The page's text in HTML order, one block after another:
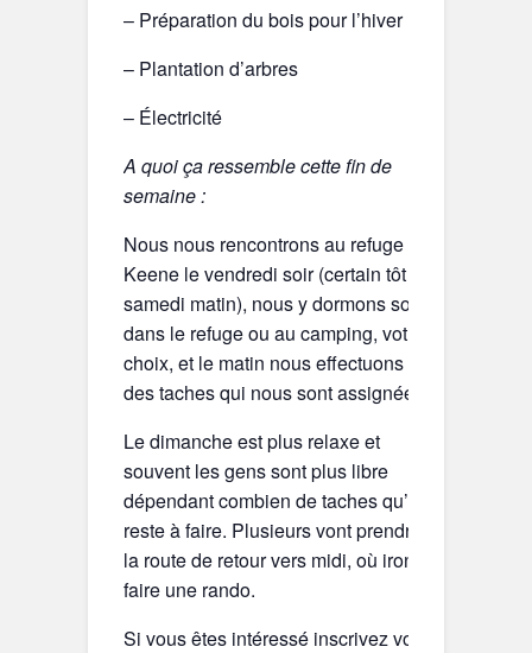
– Préparation du bois pour l’hiver
– Plantation d’arbres
– Électricité
A quoi ça ressemble cette fin de
semaine :
Nous nous rencontrons au refuge
Keene le vendredi soir (certain tôt le
samedi matin), nous y dormons soit
dans le refuge ou au camping, votre
choix, et le matin nous effectuons
des taches qui nous sont assignées.
Le dimanche est plus relaxe et
souvent les gens sont plus libre
dépendant combien de taches qu’il
reste à faire. Plusieurs vont prendre
la route de retour vers midi, où irons
faire une rando.
Si vous êtes intéressé inscrivez vous